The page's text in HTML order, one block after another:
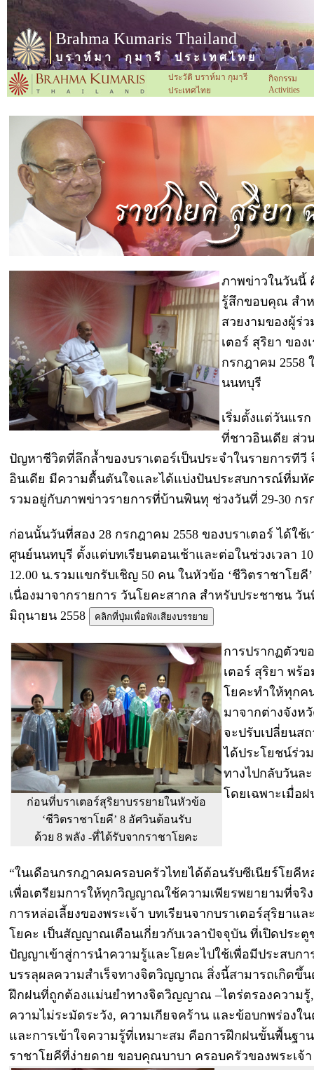
Brahma Kumaris Thailand
บ ร า ห์ ม า กุ ม า รี ป ร ะ เ ท ศ ไ ท ย
ประวัติ บราห์มา กุมารี
ประเทศไทย
กิจกรรม
Activities
ภาพข่าวในวันนี้
รู้สึกขอบคุณ สำ
สวยงามของผู้ร่
เตอร์ สุริยา ของ
กรกฎาคม 2558
นนทบุรี
เริ่มตั้งแต่วันแร
ที่ชาวอินเดีย ส่
ปัญหาชีวิตที่ลึกล้ำของบราเตอร์เป็นประจำในรายการที
อินเดีย มีความตื้นตันใจและได้แบ่งปันประสบการณ์ที่มหั
รวมอยู่กับภาพข่าวรายการที่บ้านพินทุ ช่วงวันที่ 29-30 กร
ก่อนนั้นวันที่สอง 28 กรกฎาคม 2558 ของบราเตอร์ ได้ใช้
ศูนย์นนทบุรี ตั้งแต่บทเรียนตอนเช้าและต่อในช่วงเวลา
12.00 น.รวมแขกรับเชิญ 50 คน ในหัวข้อ ‘ชีวิตราชาโยคี
เนื่องมาจากรายการ วันโยคะสากล สำหรับประชาชน วัน
มิถุนายน 2558
ก่อนที่บราเตอร์สุริยาบรรยายในหัวข้อ
‘ชีวิตราชาโยคี’ 8 อัศวินต้อนรับ
ด้วย 8 พลัง -ที่ได้รับจากราชาโยคะ
การปรากฏตัวข
เตอร์ สุริยา พร้
โยคะทำให้ทุกค
มาจากต่างจังห
จะปรับเปลี่ยนส
ได้ประโยชน์ร่ว
ทางไปกลับวันล
โดยเฉพาะเมื่อ
“ในเดือนกรกฎาคมครอบครัวไทยได้ต้อนรับซีเนียร์โยคี
เพื่อเตรียมการให้ทุกวิญญาณใช้ความเพียรพยายามที่จริ
การหล่อเลี้ยงของพระเจ้า บทเรียนจากบราเตอร์สุริยาแล
โยคะ เป็นสัญญาณเตือนเกี่ยวกับเวลาปัจจุบัน ที่เปิดประตู
ปัญญาเข้าสู่การนำความรู้และโยคะไปใช้เพื่อมีประสบก
บรรลุผลความสำเร็จทางจิตวิญญาณ สิ่งนี้สามารถเกิดขึ้น
ฝึกฝนที่ถูกต้องแม่นยำทางจิตวิญญาณ –ไตร่ตรองความ
ความไม่ระมัดระวัง, ความเกียจคร้าน และข้อบกพร่องใ
และการเข้าใจความรู้ที่เหมาะสม คือการฝึกฝนขั้นพื้นฐ
ราชาโยคีที่ง่ายดาย ขอบคุณบาบา ครอบครัวของพระเจ้